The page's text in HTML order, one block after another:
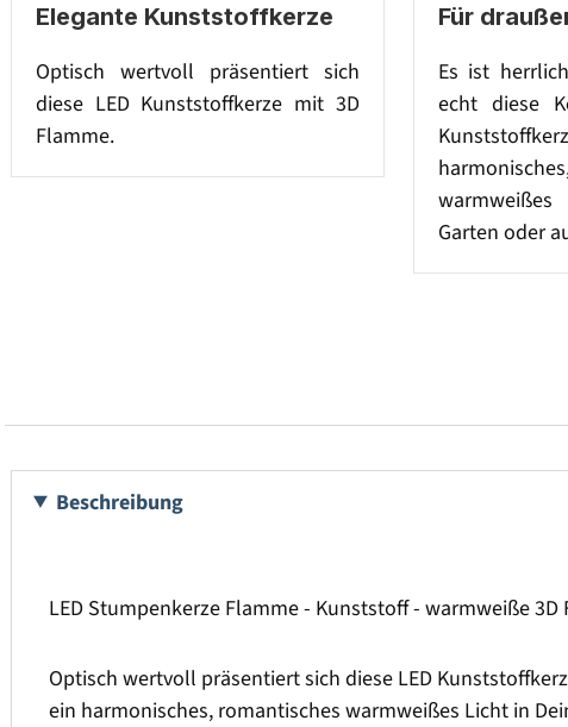
Elegante Kunststoffkerze
Optisch wertvoll präsentiert sich
diese LED Kunststoffkerze mit 3D
Flamme.
Für
Es ist
echt diese
Garten oder
Beschreibung
LED Stumpenkerze Flamme - Kunststoff - warmweiße
Optisch wertvoll präsentiert sich diese LED
ein harmonisches, romantisches warmweißes Licht in